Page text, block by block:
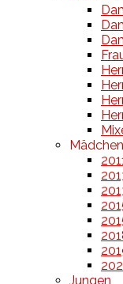
Mädchen
Jungen